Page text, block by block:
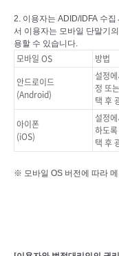
2. 이용자는 ADID/IDFA 수
서 이용자는 모바일 단말기
용할 수 있습니다.
모바일 OS
방법
안드로이드
(Android)
설정
정 또
택 후
아이폰
(iOS)
설정
하도
택 후
※ 모바일 OS 버전에 따라